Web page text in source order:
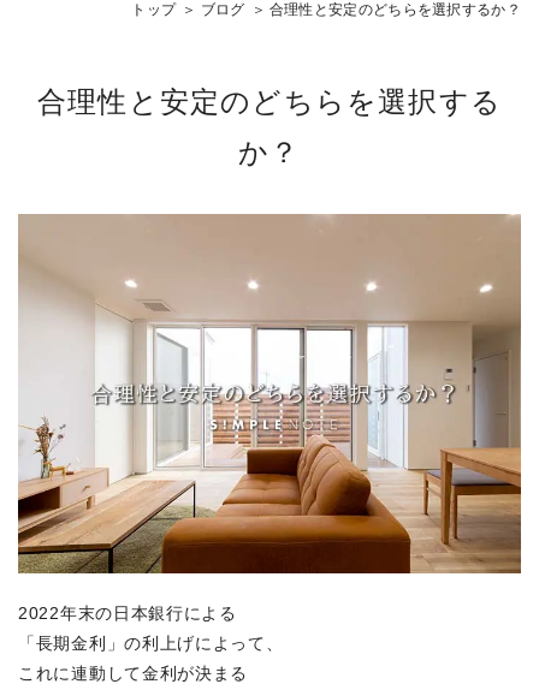
トップ ブログ 合理性と安定のどちらを選択するか？
合理性と安定のどちらを選択する
か？
2022年末の日本銀行による
「長期金利」の利上げによって、
これに連動して金利が決まる